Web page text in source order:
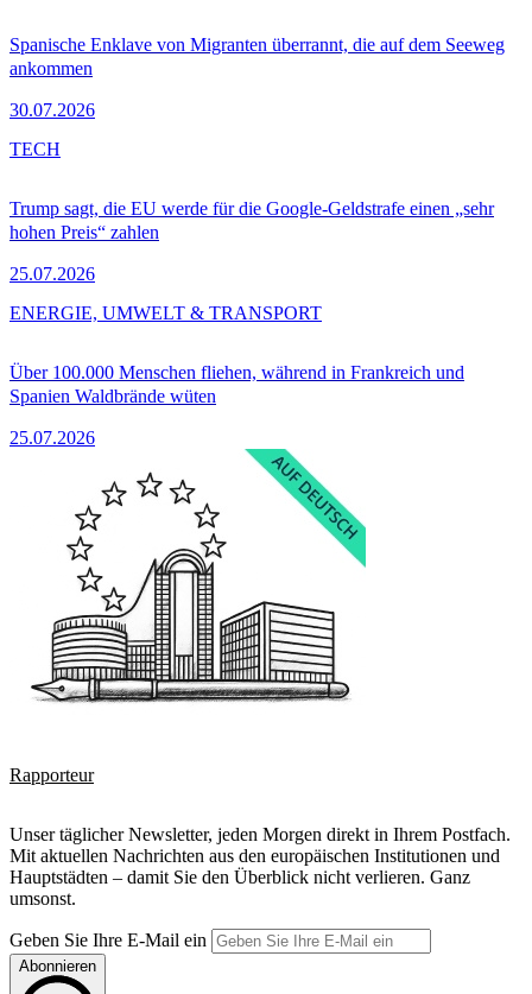
Spanische Enklave von Migranten überrannt, die auf dem Seeweg
ankommen
30.07.2026
Trump sagt, die EU werde für die Google-Geldstrafe einen „sehr
hohen Preis“ zahlen
25.07.2026
TECH
Über 100.000 Menschen fliehen, während in Frankreich und
Spanien Waldbrände wüten
25.07.2026
ENERGIE, UMWELT & TRANSPORT
Rapporteur
Unser täglicher Newsletter, jeden Morgen direkt in Ihrem Postfach.
Mit aktuellen Nachrichten aus den europäischen Institutionen und
Hauptstädten – damit Sie den Überblick nicht verlieren. Ganz
umsonst.
Geben Sie Ihre E-Mail ein
Abonnieren